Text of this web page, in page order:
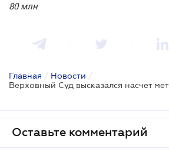
80 млн
Главная / Новости /
Оставьте комментарий